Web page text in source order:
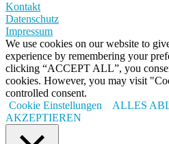
Kontakt
Datenschutz
Impressum
We use cookies on our website to
experience by remembering your
clicking “ACCEPT ALL”, you
cookies. However, you may visit
controlled consent.
Cookie Einstellungen
ALLES
AKZEPTIEREN